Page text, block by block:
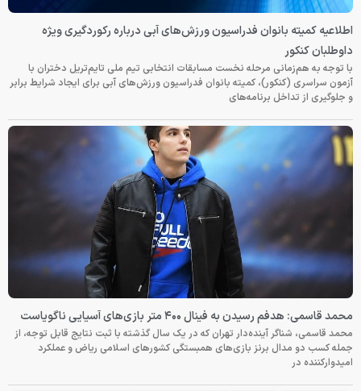
اطلاعیه کمیته بانوان فدراسیون ورزش‌های آبی درباره رکوردگیری ویژه
داوطلبان کنکور
با توجه به هم‌زمانی مرحله نخست مسابقات انتخابی تیم ملی تایم‌تریل دختران با
آزمون سراسری (کنکور)، کمیته بانوان فدراسیون ورزش‌های آبی برای ایجاد شرایط برابر
و جلوگیری از تداخل برنامه‌های
محمد قاسمی: هدفم رسیدن به فینال ۴۰۰ متر بازی‌های آسیایی ناگویاست
محمد قاسمی، شناگر آینده‌دار تهران که در یک سال گذشته با ثبت نتایج قابل توجه، از
جمله کسب دو مدال برنز بازی‌های همبستگی کشورهای اسلامی ریاض و عملکرد
امیدوارکننده در